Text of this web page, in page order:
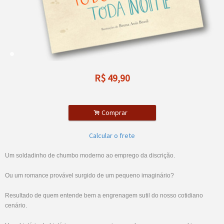
R$ 49,90
. Comprar
Calcular o frete
Um soldadinho de chumbo moderno ao emprego da discrição.
Ou um romance provável surgido de um pequeno imaginário?
Resultado de quem entende bem a engrenagem sutil do nosso cotidiano
cenário.